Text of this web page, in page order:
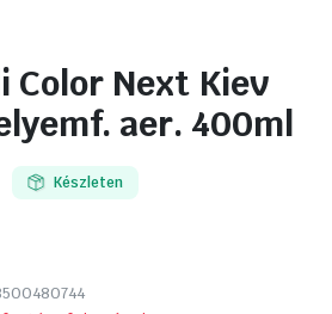
Color Next Kiev
aer. 400ml
Készleten